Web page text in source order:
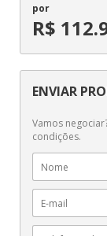
por
R$
ENVIAR
Vamos
condições.